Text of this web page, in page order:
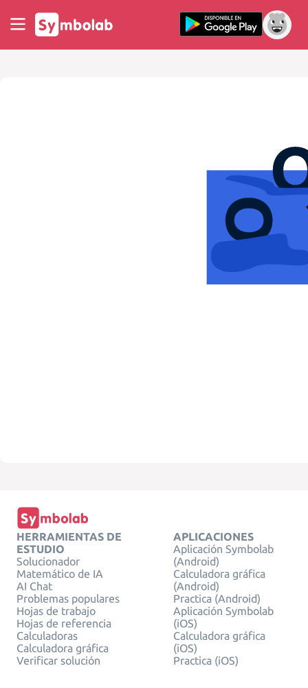
HERRAMIENTAS DE
ESTUDIO
Solucionador
Matemático de IA
AI Chat
Problemas populares
Hojas de trabajo
Hojas de referencia
Calculadoras
Calculadora gráfica
Verificar solución
APLICACIONES
Aplicación Symbolab
(Android)
Calculadora gráfica
(Android)
Practica (Android)
Aplicación Symbolab
(iOS)
Calculadora gráfica
(iOS)
Practica (iOS)